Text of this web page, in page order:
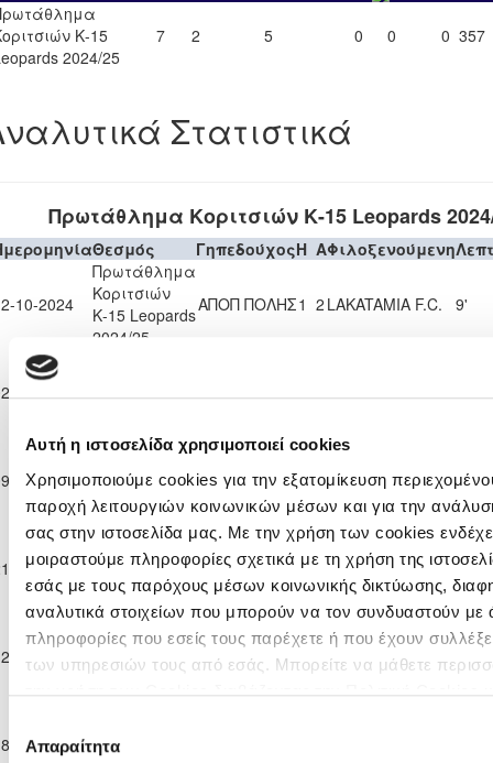
Αυτή η ιστοσελίδα χρησιμοποιεί cookies
Χρησιμοποιούμε cookies για την εξατομίκευση
παροχή λειτουργιών κοινωνικών μέσων και για την
σας στην ιστοσελίδα μας. Με την χρήση των cookies
μοιραστούμε πληροφορίες σχετικά με τη χρήση της
εσάς με τους παρόχους μέσων κοινωνικής δικτύωσης,
αναλυτικά στοιχείων που μπορούν να τον συνδυαστούν με
πληροφορίες που εσείς τους παρέχετε ή που έχουν
των υπηρεσιών τους από εσάς. Μπορείτε να μάθετε
συγκατάθεσης
Απαραίτητα
Κ-15
2024/25
7 2 5 0 0 0 357
Στατιστικά
Πρωτάθλημα Κοριτσιών Κ-15 Leopards
Θεσμός ΓηπεδούχοςH AΦιλοξενούμενη
10-2024
Πρωτάθλημα
Κοριτσιών
Κ-15 Leopards
2024/25
ΑΠΟΠ ΠΟΛΗΣ1 2 LAKATAMIA F.C. 9'
11-2024
Κ-15 Leopards
SCHOOL
11-2024
Πρωτάθλημα
Κοριτσιών
Κ-15 Leopards
2024/25
ΑΠΟΠ ΠΟΛΗΣ0 5 ΑΠΟΕΛ
ΛΕΥΚΩΣΙΑΣ
18'
12-2024
Πρωτάθλημα
Κοριτσιών
Κ-15 Leopards
2024/25
ΑΠΟΠ ΠΟΛΗΣ 3 0 ΑΕΚ ΛΑΡΝΑΚΑΣ 81'
01-2025
Πρωτάθλημα
Κοριτσιών
Κ-15 Leopards
APOLLON
LADIES
ΑΠΟΠ ΠΟΛΗΣ
01-2025
Κ-15 Leopards